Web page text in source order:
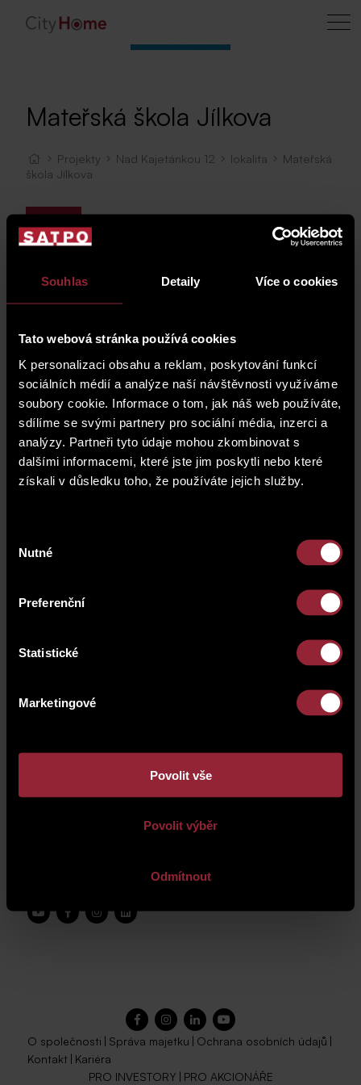
Souhlas Detaily Více o cookies
Tato webová stránka používá cookies
K personalizaci obsahu a reklam, poskytování funkcí
sociálních médií a analýze naší návštěvnosti využíváme
soubory cookie. Informace o tom, jak náš web používáte,
sdílíme se svými partnery pro sociální média, inzerci a
analýzy. Partneři tyto údaje mohou zkombinovat s
dalšími informacemi, které jste jim poskytli nebo které
získali v důsledku toho, že používáte jejich služby.
souhlasu
Nutné
Preferenční
Statistické
Marketingové
Povolit vše
Povolit výběr
Odmítnout
Mateřská škola Jílkova
Projekty Nad Kajetánkou 12 lokalita
Mateřská
škola Jílkova
Mapa
Adresa
16900 Praha 6
O společnosti | Správa majetku | Ochrana osobních údajů |
Kontakt | Kariéra
PRO INVESTORY | PRO AKCIONÁŘE